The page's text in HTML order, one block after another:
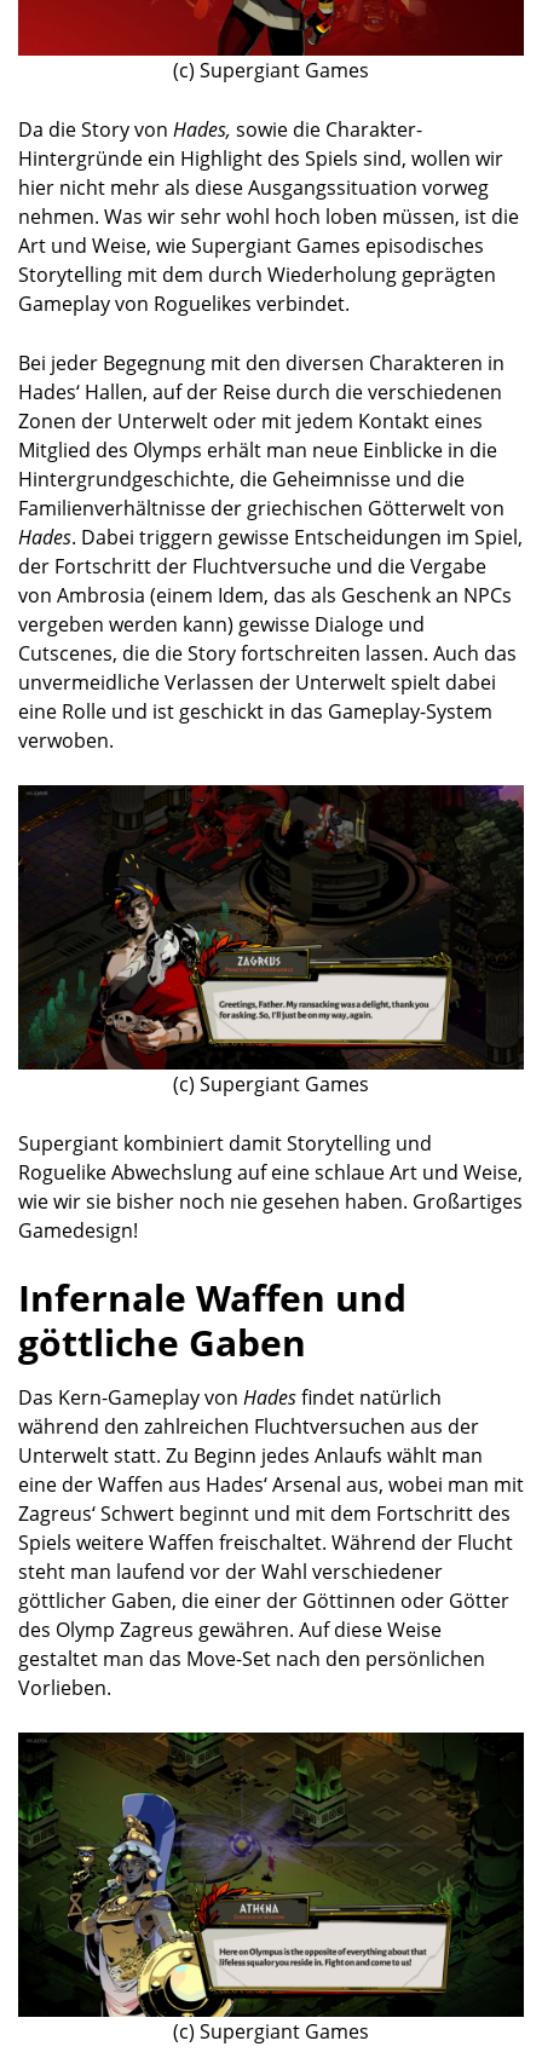
(c) Supergiant Games
Da die Story von Hades, sowie die Charakter-
Hintergründe ein Highlight des Spiels sind, wollen wir
hier nicht mehr als diese Ausgangssituation vorweg
nehmen. Was wir sehr wohl hoch loben müssen, ist die
Art und Weise, wie Supergiant Games episodisches
Storytelling mit dem durch Wiederholung geprägten
Gameplay von Roguelikes verbindet.
Bei jeder Begegnung mit den diversen Charakteren in
Hades‘ Hallen, auf der Reise durch die verschiedenen
Zonen der Unterwelt oder mit jedem Kontakt eines
Mitglied des Olymps erhält man neue Einblicke in die
Hintergrundgeschichte, die Geheimnisse und die
Familienverhältnisse der griechischen Götterwelt von
Hades. Dabei triggern gewisse Entscheidungen im Spiel,
der Fortschritt der Fluchtversuche und die Vergabe
von Ambrosia (einem Idem, das als Geschenk an NPCs
vergeben werden kann) gewisse Dialoge und
Cutscenes, die die Story fortschreiten lassen. Auch das
unvermeidliche Verlassen der Unterwelt spielt dabei
eine Rolle und ist geschickt in das Gameplay-System
verwoben.
(c) Supergiant Games
Supergiant kombiniert damit Storytelling und
Roguelike Abwechslung auf eine schlaue Art und Weise,
wie wir sie bisher noch nie gesehen haben. Großartiges
Gamedesign!
Infernale Waffen und
göttliche Gaben
Das Kern-Gameplay von Hadesfindet natürlich
während den zahlreichen Fluchtversuchen aus der
Unterwelt statt. Zu Beginn jedes Anlaufs wählt man
eine der Waffen aus Hades‘ Arsenal aus, wobei man mit
Zagreus‘ Schwert beginnt und mit dem Fortschritt des
Spiels weitere Waffen freischaltet. Während der Flucht
steht man laufend vor der Wahl verschiedener
göttlicher Gaben, die einer der Göttinnen oder Götter
des Olymp Zagreus gewähren. Auf diese Weise
gestaltet man das Move-Set nach den persönlichen
Vorlieben.
(c) Supergiant Games